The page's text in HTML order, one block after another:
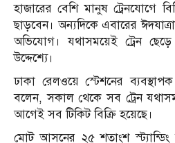
হাজারের বেশি মানুষ ট্রেনযোগে
ছাড়বেন। অন্যদিকে এবারের
অভিযোগ। যথাসময়েই ট্রেন ছেড়ে
উদ্দেশ্যে।
ঢাকা রেলওয়ে স্টেশনের
বলেন, সকাল থেকে সব ট্রেন
আগেই সব টিকিট বিক্রি হয়েছে।
মোট আসনের ২৫ শতাংশ স্ট্যান্ডিং